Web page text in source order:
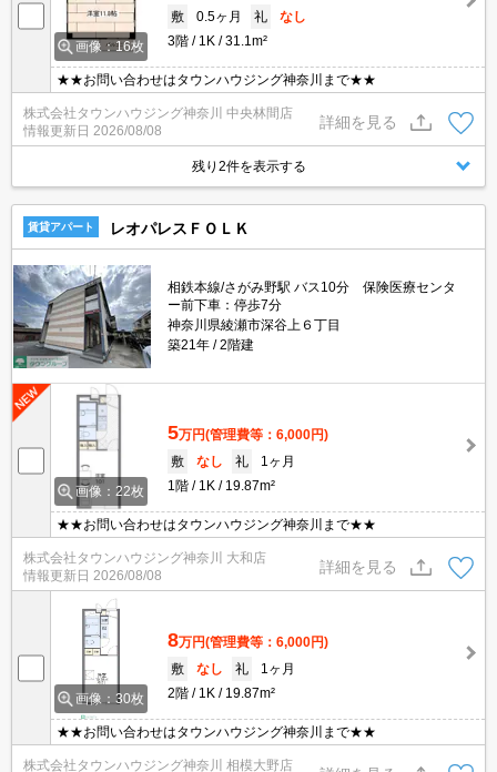
画像：16枚
敷
0.5ヶ月 礼
なし
3階
1K 31.1m²
★★お問い合わせはタウンハウジング神奈川まで★★
株式会社タウンハウジング神奈川 中央林間店
情報更新日 2026/08/08
詳細を見る
残り2件を表示する
賃貸アパート レオパレスＦＯＬＫ
相鉄本線/さがみ野駅 バス10分 保険医療センタ
ー前下車：停歩7分
神奈川県綾瀬市深谷上６丁目
築21年
2階建
画像：22枚
5万円(管理費等：6,000円)
敷
なし 礼
1ヶ月
1階
1K 19.87m²
★★お問い合わせはタウンハウジング神奈川まで★★
株式会社タウンハウジング神奈川 大和店
情報更新日 2026/08/08
詳細を見る
画像：30枚
8万円(管理費等：6,000円)
敷
なし 礼
1ヶ月
2階
1K 19.87m²
★★お問い合わせはタウンハウジング神奈川まで★★
株式会社タウンハウジング神奈川 相模大野店